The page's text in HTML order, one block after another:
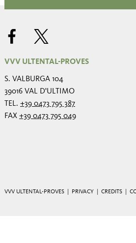
VVV ULTENTAL-PROVES
S. VALBURGA 104
39016 VAL D'ULTIMO
TEL. +39 0473 795 387
FAX +39 0473 795 049
VVV ULTENTAL-PROVES | PRIVACY CREDITS